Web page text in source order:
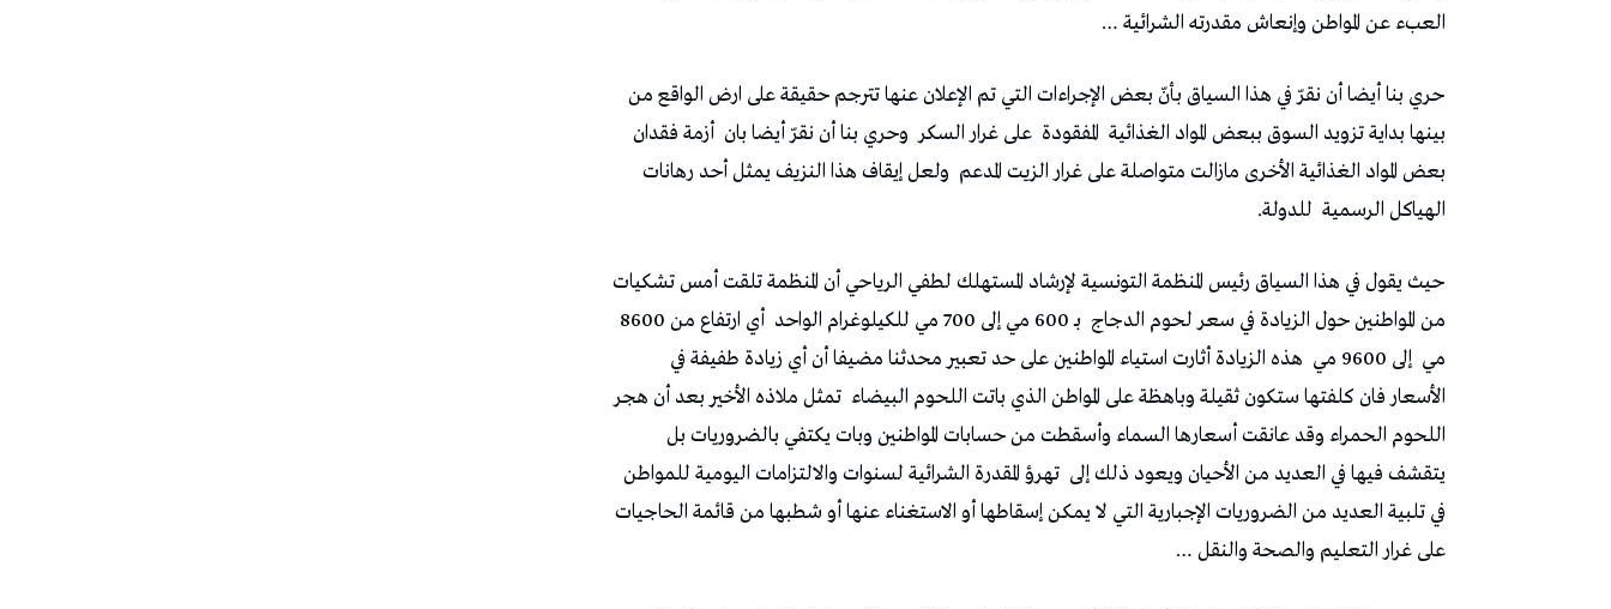
العبء عن المواطن وإنعاش مقدرته الشرائية …
حري بنا أيضا أن نقرّ في هذا السياق بأنّ بعض الإجراءات التي تم الإعلان عنها تترجم حقيقة على ارض الواقع من
بينها بداية تزويد السوق ببعض المواد الغذائية المفقودة على غرار السكر وحري بنا أن نقرّ أيضا بان أزمة فقدان
بعض المواد الغذائية الأخرى مازالت متواصلة على غرار الزيت المدعم ولعل إيقاف هذا النزيف يمثل أحد رهانات
الهياكل الرسمية للدولة.
حيث يقول في هذا السياق رئيس المنظمة التونسية لإرشاد المستهلك لطفي الرياحي أن المنظمة تلقت أمس تشكيات
من المواطنين حول الزيادة في سعر لحوم الدجاج بـ 600 مي إلى 700 مي للكيلوغرام الواحد
أي ارتفاع من 8600
مي إلى 9600 مي
هذه الزيادة أثارت استياء المواطنين على حد تعبير محدثنا مضيفا أن أي زيادة طفيفة في
الأسعار فان كلفتها ستكون ثقيلة وباهظة على المواطن الذي باتت اللحوم البيضاء تمثل ملاذه الأخير بعد أن هجر
اللحوم الحمراء وقد عانقت أسعارها السماء وأسقطت من حسابات المواطنين وبات يكتفي بالضروريات بل
يتقشف فيها في العديد من الأحيان ويعود ذلك إلى تهرؤ المقدرة الشرائية لسنوات والالتزامات اليومية للمواطن
في تلبية العديد من الضروريات الإجبارية التي لا يمكن إسقاطها أو الاستغناء عنها أو شطبها من قائمة الحاجيات
على غرار التعليم والصحة والنقل …